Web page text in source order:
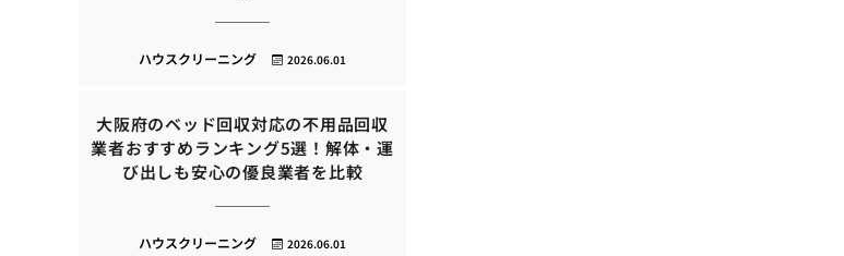
2026.06.01
ハウスクリーニング
大阪府のベッド回収対応の不用品回収
業者おすすめランキング5選！解体・運
び出しも安心の優良業者を比較
2026.06.01
ハウスクリーニング